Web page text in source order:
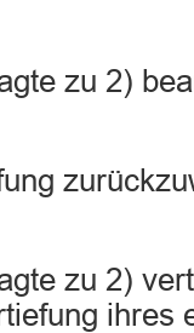
zu 2)
zu 2)
ihres